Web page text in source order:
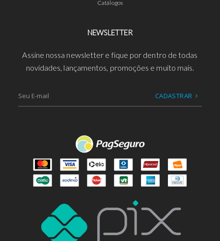
Catálogos
NEWSLETTER
Assine nossa newsletter e fique por dentro de todas
novidades, lançamentos, promoções e muito mais.
CADASTRAR